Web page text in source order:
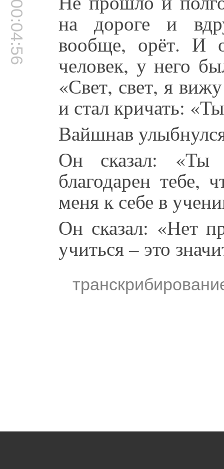
00:04:56 на дороге и
вообще, орёт. И
человек, у него
«Свет, свет, я
и стал кричать:
Вайшнав
Он сказал:
благодарен тебе,
меня к себе в
Он сказал: «Нет
учиться – это